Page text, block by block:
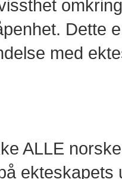
Dette
med
ALLE